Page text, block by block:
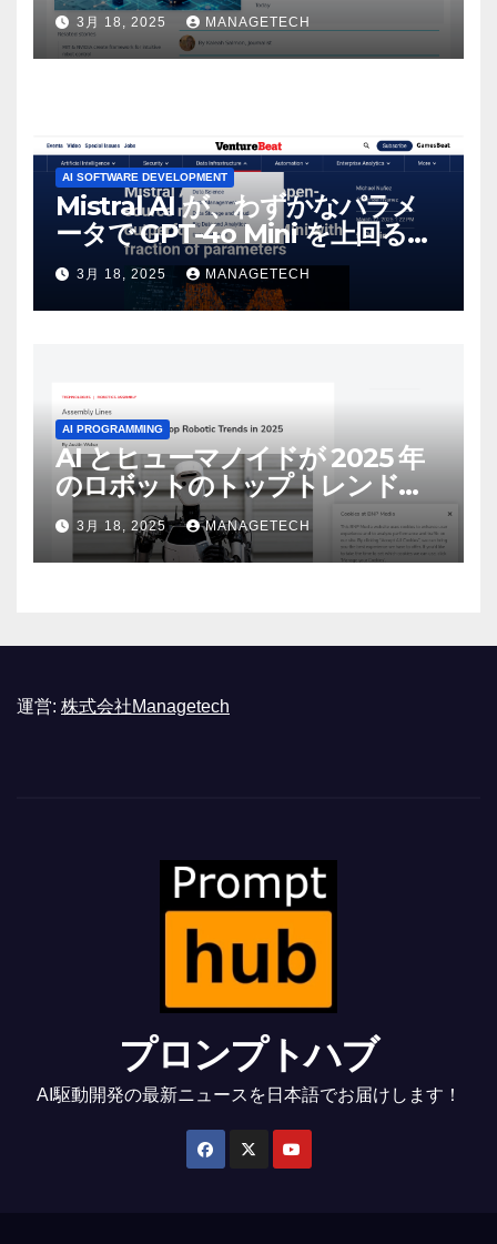
3月 18, 2025 MANAGETECH
AI SOFTWARE DEVELOPMENT
Mistral AI が、わずかなパラメ
ータで GPT-4o Mini を上回る新
しいオープンソース モデルをリ
リース | VentureBeat
3月 18, 2025 MANAGETECH
AI PROGRAMMING
AI とヒューマノイドが 2025 年
のロボットのトップトレンドに |
ASSEMBLY
3月 18, 2025 MANAGETECH
運営: 株式会社Managetech
プロンプトハブ
AI駆動開発の最新ニュースを日本語でお届けします！